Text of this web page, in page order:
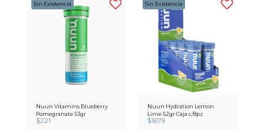
Sin Existencia
Nuun Vitamins Blueberry
Pomegranate 53gr
$221
Sin Existencia
Nuun Hydration Lemon
Lime 52gr Caja c/8pz
$1679